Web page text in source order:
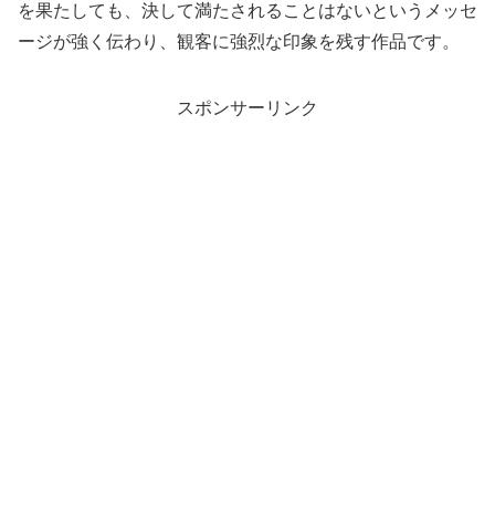
を果たしても、決して満たされることはないというメッセ
ージが強く伝わり、観客に強烈な印象を残す作品です。
スポンサーリンク